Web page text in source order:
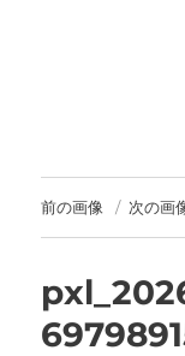
福岡｜天
30代から
フィシャ
早朝7時か
100％ハ
前の画像 次の画